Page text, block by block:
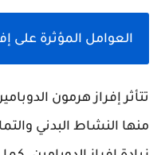
العوامل المؤثرة على
تتأثر إفراز هرمون
منها النشاط البدني